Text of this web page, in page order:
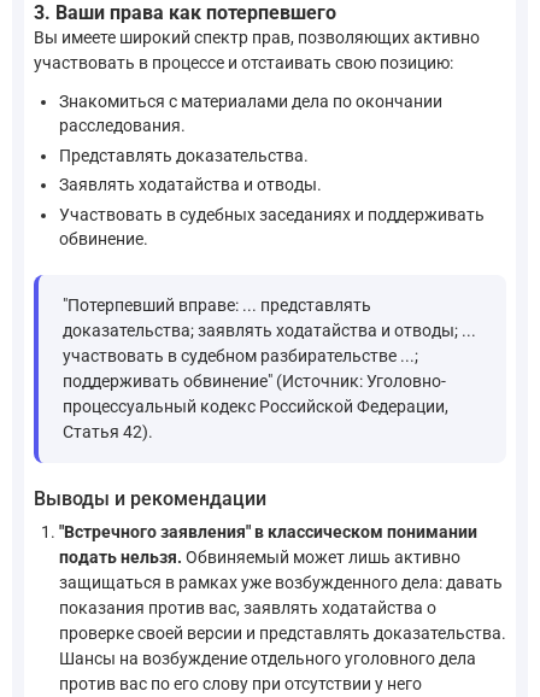
3. Ваши права как потерпевшего
Вы имеете широкий спектр прав, позволяющих активно
участвовать в процессе и отстаивать свою позицию:
Знакомиться с материалами дела по окончании
расследования.
Представлять доказательства.
Заявлять ходатайства и отводы.
Участвовать в судебных заседаниях и поддерживать
обвинение.
"Потерпевший вправе: ... представлять
доказательства; заявлять ходатайства и отводы; ...
участвовать в судебном разбирательстве ...;
поддерживать обвинение" (Источник: Уголовно-
процессуальный кодекс Российской Федерации,
Статья 42).
Выводы и рекомендации
"Встречного заявления" в классическом понимании
подать нельзя. Обвиняемый может лишь активно
защищаться в рамках уже возбужденного дела: давать
показания против вас, заявлять ходатайства о
проверке своей версии и представлять доказательства.
Шансы на возбуждение отдельного уголовного дела
против вас по его слову при отсутствии у него